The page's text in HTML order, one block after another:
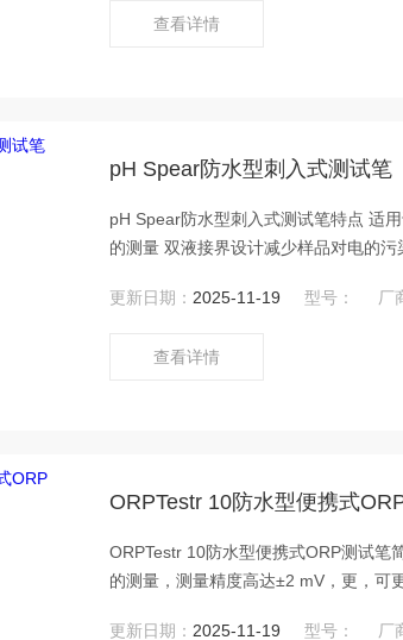
查看详情
pH Spear防水型刺入式测试笔
pH Spear防水型刺入式测试笔特点 适
的测量 双液接界设计减少样品对电的
用长达500小时 大尺寸双行液晶显示
更新日期： 2025-11-19 型号： 厂
查看详情
ORPTestr 10防水型便携式
ORPTestr 10防水型便携式ORP测试笔
的测量，测量精度高达±2 mV，更，可
更新日期： 2025-11-19 型号： 厂